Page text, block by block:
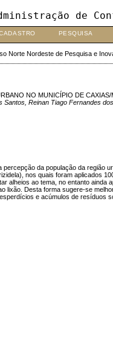
de
PESQUISA
Norte Nordeste de Pesquisa e
NO MUNICÍPIO DE CAXIAS/
Reinan Tiago Fernandes
da população da região
nos quais foram aplicados
alheios ao tema, no entanto ainda
lixão. Desta forma sugere-se
e acúmulos de resíduos